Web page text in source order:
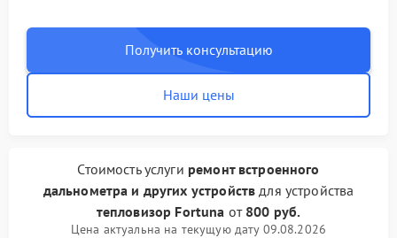
Получить консультацию
Наши цены
Стоимость услуги ремонт встроенного
дальнометра и других устройств для устройства
тепловизор Fortuna от 800 руб.
Цена актуальна на текущую дату 09.08.2026